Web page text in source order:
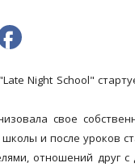
Night School"
свое
и после уроков
отношений друг с